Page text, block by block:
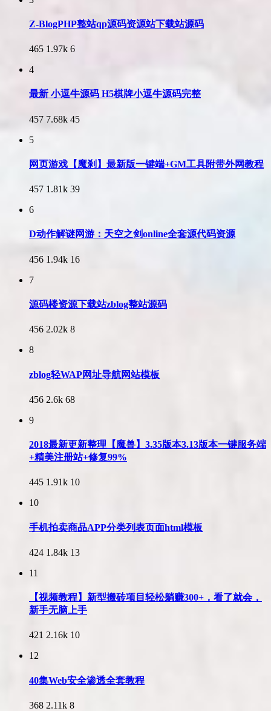
Z-BlogPHP整站qp源码资源站下载站源码
465 1.97k 6
4
最新 小逗牛源码 H5棋牌小逗牛源码完整
457 7.68k 45
5
网页游戏【魔刹】最新版一键端+GM工具附带外网教程
457 1.81k 39
6
D动作解谜网游：天空之剑online全套源代码资源
456 1.94k 16
7
源码楼资源下载站zblog整站源码
456 2.02k 8
8
zblog轻WAP网址导航网站模板
456 2.6k 68
9
2018最新更新整理【魔兽】3.35版本3.13版本一键服务端
+精美注册站+修复99%
445 1.91k 10
10
手机拍卖商品APP分类列表页面html模板
424 1.84k 13
11
【视频教程】新型搬砖项目轻松躺赚300+，看了就会，
新手无脑上手
421 2.16k 10
12
40集Web安全渗透全套教程
368 2.11k 8